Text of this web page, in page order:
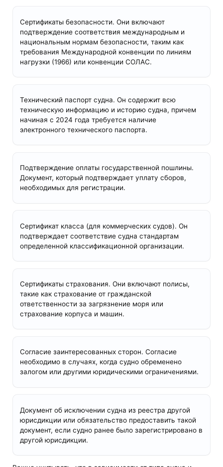
Сертификаты безопасности. Они включают
подтверждение соответствия международным и
национальным нормам безопасности, таким как
требования Международной конвенции по линиям
нагрузки (1966) или конвенции СОЛАС.
Технический паспорт судна. Он содержит всю
техническую информацию и историю судна, причем
начиная с 2024 года требуется наличие
электронного технического паспорта.
Подтверждение оплаты государственной пошлины.
Документ, который подтверждает уплату сборов,
необходимых для регистрации.
Сертификат класса (для коммерческих судов). Он
подтверждает соответствие судна стандартам
определенной классификационной организации.
Сертификаты страхования. Они включают полисы,
такие как страхование от гражданской
ответственности за загрязнение моря или
страхование корпуса и машин.
Согласие заинтересованных сторон. Согласие
необходимо в случаях, когда судно обременено
залогом или другими юридическими ограничениями.
Документ об исключении судна из реестра другой
юрисдикции или обязательство предоставить такой
документ, если судно ранее было зарегистрировано в
другой юрисдикции.